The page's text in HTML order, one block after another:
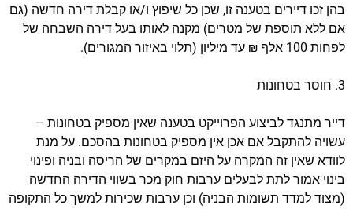
בהן זכו דיירים בטענה זו, שכן כל שיפוץ ו/או קבלת דירה חדשה (גם
אם ללא תוספת של מטרים) מקנה לאותו בעל דירה השבחה של
לפחות 100 אלף ₪ עד מיליון (תלוי באיזור המגורים).
3. חוסר בטחונות
דייר מתנגד לביצוע הפרוייקט בטענה שאין מספיק בטחונות –
עשויה להתקבל אם אכן אין מספיק בטחונות בהסכם. על מנת
לוודא שאין זה המקרה על היזם במקרים של הריסה ובניה ופינוי
בינוי אמור לתת לבעלים ערבות חוק מכר בשווי הדירה החדשה
(מצוד למדד תשומות הבניה) וכן ערבות שכירות למשך כל התקופה